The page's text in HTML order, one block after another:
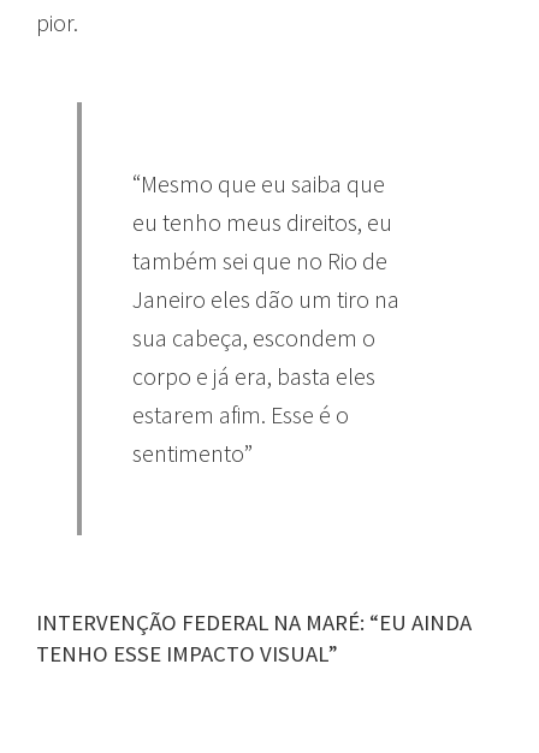
pior.
“Mesmo que eu saiba que
eu tenho meus direitos, eu
também sei que no Rio de
Janeiro eles dão um tiro na
sua cabeça, escondem o
corpo e já era, basta eles
estarem afim. Esse é o
sentimento”
INTERVENÇÃO FEDERAL NA MARÉ: “EU AINDA
TENHO ESSE IMPACTO VISUAL”